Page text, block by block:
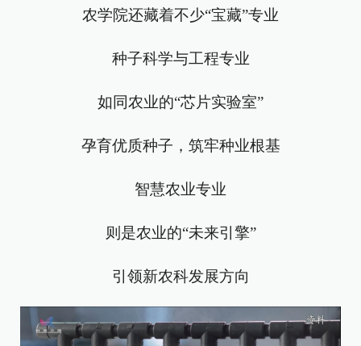
农学院还藏着不少“宝藏”专业
种子科学与工程专业
如同农业的“芯片实验室”
孕育优质种子，筑牢种业根基
智慧农业专业
则是农业的“未来引擎”
引领新农科发展方向